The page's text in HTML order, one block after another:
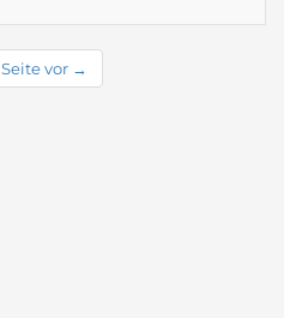
Seite vor →